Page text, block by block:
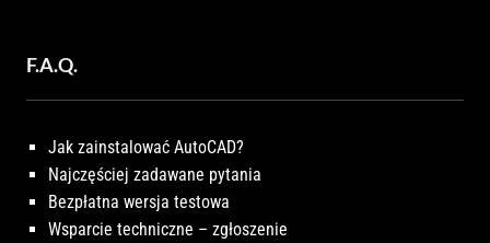
F.A.Q.
Jak zainstalować AutoCAD?
Najczęściej zadawane pytania
Bezpłatna wersja testowa
Wsparcie techniczne – zgłoszenie